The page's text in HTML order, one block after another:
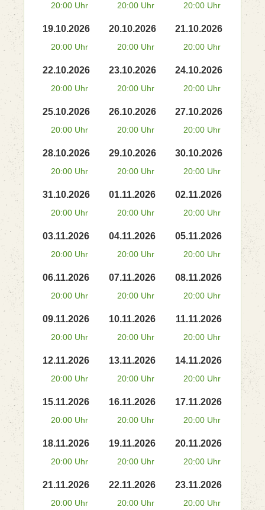
20:00 Uhr 20:00 Uhr 20:00 Uhr
19.10.2026
20:00 Uhr
20.10.2026
20:00 Uhr
21.10.2026
20:00 Uhr
22.10.2026
20:00 Uhr
23.10.2026
20:00 Uhr
24.10.2026
20:00 Uhr
25.10.2026
20:00 Uhr
26.10.2026
20:00 Uhr
27.10.2026
20:00 Uhr
28.10.2026
20:00 Uhr
29.10.2026
20:00 Uhr
30.10.2026
20:00 Uhr
31.10.2026
20:00 Uhr
01.11.2026
20:00 Uhr
02.11.2026
20:00 Uhr
03.11.2026
20:00 Uhr
04.11.2026
20:00 Uhr
05.11.2026
20:00 Uhr
06.11.2026
20:00 Uhr
07.11.2026
20:00 Uhr
08.11.2026
20:00 Uhr
09.11.2026
20:00 Uhr
10.11.2026
20:00 Uhr
11.11.2026
20:00 Uhr
12.11.2026
20:00 Uhr
13.11.2026
20:00 Uhr
14.11.2026
20:00 Uhr
15.11.2026
20:00 Uhr
16.11.2026
20:00 Uhr
17.11.2026
20:00 Uhr
18.11.2026
20:00 Uhr
19.11.2026
20:00 Uhr
20.11.2026
20:00 Uhr
21.11.2026
20:00 Uhr
22.11.2026
20:00 Uhr
23.11.2026
20:00 Uhr